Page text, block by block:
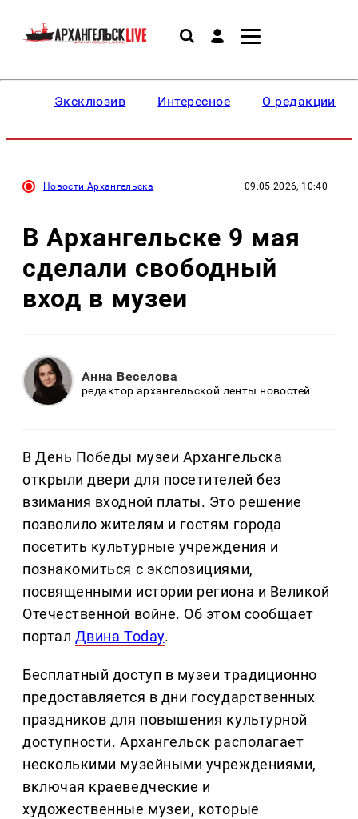
Эксклюзив Интересное О редакции
Новости Архангельска 09.05.2026, 10:40
В Архангельске 9 мая
сделали свободный
вход в музеи
Анна Веселова
редактор архангельской ленты новостей
В День Победы музеи Архангельска
открыли двери для посетителей без
взимания входной платы. Это решение
позволило жителям и гостям города
посетить культурные учреждения и
познакомиться с экспозициями,
посвященными истории региона и Великой
Отечественной войне. Об этом сообщает
портал Двина Today.
Бесплатный доступ в музеи традиционно
предоставляется в дни государственных
праздников для повышения культурной
доступности. Архангельск располагает
несколькими музейными учреждениями,
включая краеведческие и
художественные музеи, которые